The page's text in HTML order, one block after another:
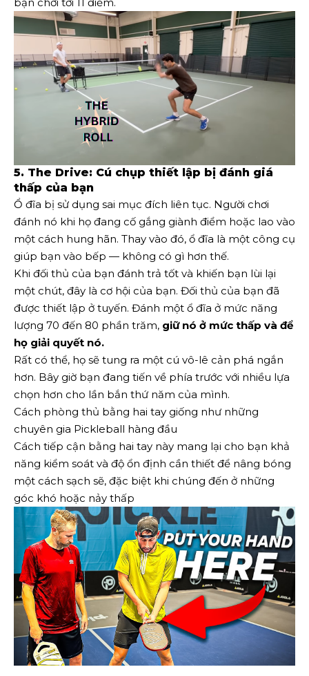
5. The Drive: Cú chụp thiết lập bị đánh giá
thấp của bạn
Ổ đĩa bị sử dụng sai mục đích liên tục. Người chơi
đánh nó khi họ đang cố gắng giành điểm hoặc lao vào
một cách hung hãn. Thay vào đó, ổ đĩa là một công cụ
giúp bạn vào bếp — không có gì hơn thế.
Khi đối thủ của bạn đánh trả tốt và khiến bạn lùi lại
một chút, đây là cơ hội của bạn. Đối thủ của bạn đã
được thiết lập ở tuyến. Đánh một ổ đĩa ở mức năng
lượng 70 đến 80 phần trăm, giữ nó ở mức thấp và để
họ giải quyết nó.
Rất có thể, họ sẽ tung ra một cú vô-lê cản phá ngắn
hơn. Bây giờ bạn đang tiến về phía trước với nhiều lựa
chọn hơn cho lần bắn thứ năm của mình.
Cách phòng thủ bằng hai tay giống như những
chuyên gia Pickleball hàng đầu
Cách tiếp cận bằng hai tay này mang lại cho bạn khả
năng kiểm soát và độ ổn định cần thiết để nâng bóng
một cách sạch sẽ, đặc biệt khi chúng đến ở những
góc khó hoặc nảy thấp